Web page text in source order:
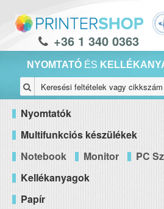
+36 1 340 0363
NYOMTATÓ ÉS
Nyomtatók
Multifunkciós készülékek
Notebook
Monitor PC
Kellékanyagok
Papír